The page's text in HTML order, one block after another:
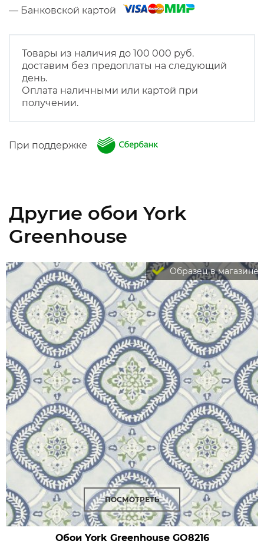
— Банковской картой
Товары из наличия до 100 000 руб.
доставим без предоплаты на следующий
день.
Оплата наличными или картой при
получении.
При поддержке
Другие обои York
Greenhouse
Образец в магазине
ПОСМОТРЕТЬ
Обои York GreenhouseGO8216